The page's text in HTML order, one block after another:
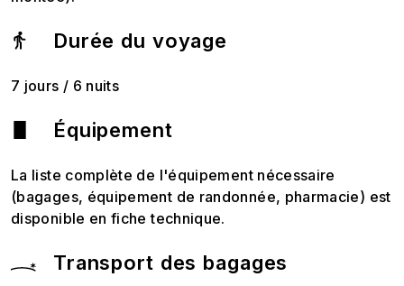
Durée du voyage
7 jours / 6 nuits
Équipement
La liste complète de l'équipement nécessaire
(bagages, équipement de randonnée, pharmacie) est
disponible en fiche technique.
Transport des bagages